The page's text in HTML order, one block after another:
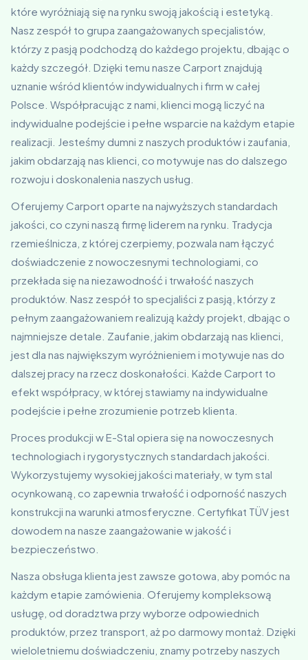
które wyróżniają się na rynku swoją jakością i estetyką.
Nasz zespół to grupa zaangażowanych specjalistów,
którzy z pasją podchodzą do każdego projektu, dbając o
każdy szczegół. Dzięki temu nasze Carport znajdują
uznanie wśród klientów indywidualnych i firm w całej
Polsce. Współpracując z nami, klienci mogą liczyć na
indywidualne podejście i pełne wsparcie na każdym etapie
realizacji. Jesteśmy dumni z naszych produktów i zaufania,
jakim obdarzają nas klienci, co motywuje nas do dalszego
rozwoju i doskonalenia naszych usług.
Oferujemy Carport oparte na najwyższych standardach
jakości, co czyni naszą firmę liderem na rynku. Tradycja
rzemieślnicza, z której czerpiemy, pozwala nam łączyć
doświadczenie z nowoczesnymi technologiami, co
przekłada się na niezawodność i trwałość naszych
produktów. Nasz zespół to specjaliści z pasją, którzy z
pełnym zaangażowaniem realizują każdy projekt, dbając o
najmniejsze detale. Zaufanie, jakim obdarzają nas klienci,
jest dla nas największym wyróżnieniem i motywuje nas do
dalszej pracy na rzecz doskonałości. Każde Carport to
efekt współpracy, w której stawiamy na indywidualne
podejście i pełne zrozumienie potrzeb klienta.
Proces produkcji w E-Stal opiera się na nowoczesnych
technologiach i rygorystycznych standardach jakości.
Wykorzystujemy wysokiej jakości materiały, w tym stal
ocynkowaną, co zapewnia trwałość i odporność naszych
konstrukcji na warunki atmosferyczne. Certyfikat TÜV jest
dowodem na nasze zaangażowanie w jakość i
bezpieczeństwo.
Nasza obsługa klienta jest zawsze gotowa, aby pomóc na
każdym etapie zamówienia. Oferujemy kompleksową
usługę, od doradztwa przy wyborze odpowiednich
produktów, przez transport, aż po darmowy montaż. Dzięki
wieloletniemu doświadczeniu, znamy potrzeby naszych